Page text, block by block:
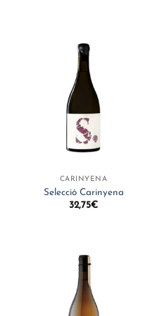
CARINYENA
Selecció Carinyena
32,75€